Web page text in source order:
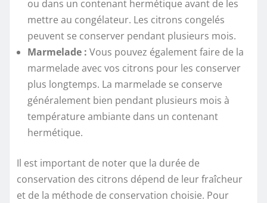
ou dans un contenant hermétique avant de les
mettre au congélateur. Les citrons congelés
peuvent se conserver pendant plusieurs mois.
Marmelade : Vous pouvez également faire de la
marmelade avec vos citrons pour les conserver
plus longtemps. La marmelade se conserve
généralement bien pendant plusieurs mois à
température ambiante dans un contenant
hermétique.
Il est important de noter que la durée de
conservation des citrons dépend de leur fraîcheur
et de la méthode de conservation choisie. Pour